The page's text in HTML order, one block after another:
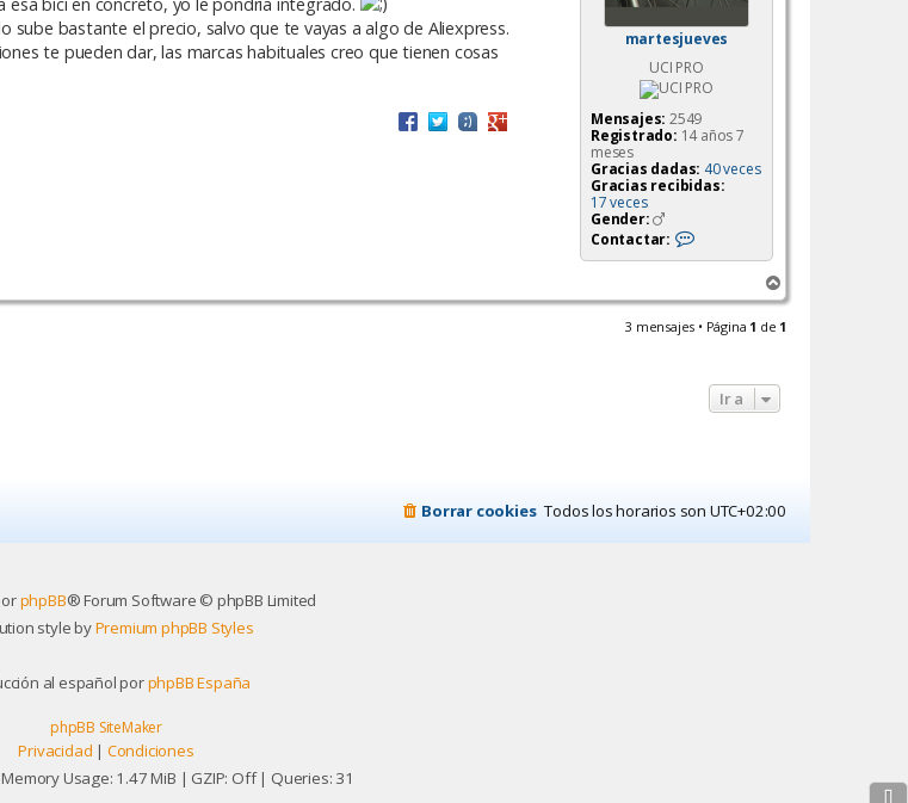
martesjueves
UCI PRO
Mensajes: 2549
Registrado: 14 años 7
meses
Gracias dadas: 40 veces
Gracias recibidas:
17 veces
Gender:
Contactar:
n
a
t
m
e
bastante el precio, salvo que te vayas a algo de Aliexpress.
te pueden dar, las marcas habituales creo que tienen cosas
r
r
3 mensajes • Página 1 de 1
Ir a
Todos los horarios son UTC+02:00
Borrar cookies
phpBB® Forum Software © phpBB Limited
style byPremium phpBB Styles
al español porphpBB España
phpBB SiteMaker
Privacidad | Condiciones
Usage: 1.47 MiB | GZIP: Off | Queries: 31